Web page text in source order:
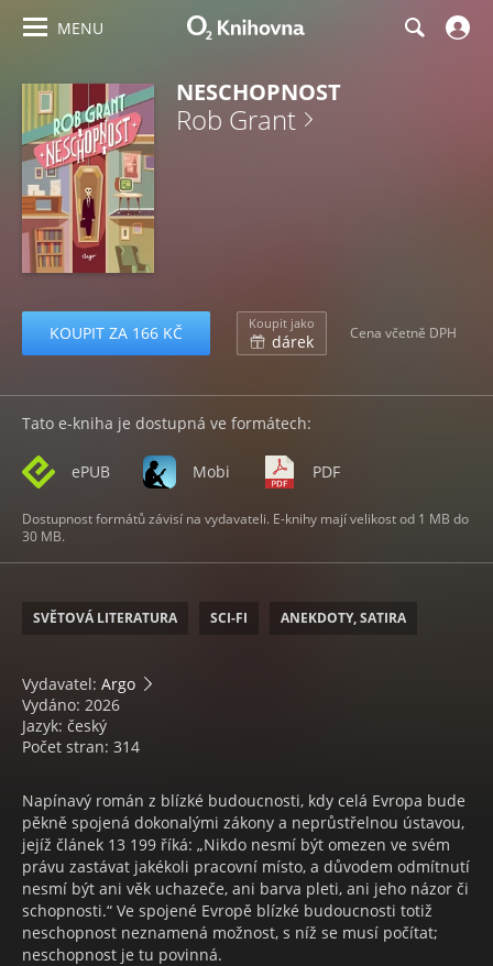
MENU
NESCHOPNOST
Rob Grant
KOUPIT ZA 166 KČ Koupit jako
dárek Cena včetně DPH
Tato e-kniha je dostupná ve formátech:
ePUB Mobi PDF
Dostupnost formátů závisí na vydavateli. E-knihy mají velikost od 1 MB do
30 MB.
SVĚTOVÁ LITERATURA SCI-FI ANEKDOTY, SATIRA
Vydavatel: Argo
Vydáno: 2026
Jazyk: český
Počet stran: 314
Napínavý román z blízké budoucnosti, kdy celá Evropa bude
pěkně spojená dokonalými zákony a neprůstřelnou ústavou,
jejíž článek 13 199 říká: „Nikdo nesmí být omezen ve svém
právu zastávat jakékoli pracovní místo, a důvodem odmítnutí
nesmí být ani věk uchazeče, ani barva pleti, ani jeho názor či
schopnosti.“ Ve spojené Evropě blízké budoucnosti totiž
neschopnost neznamená možnost, s níž se musí počítat;
neschopnost je tu povinná.